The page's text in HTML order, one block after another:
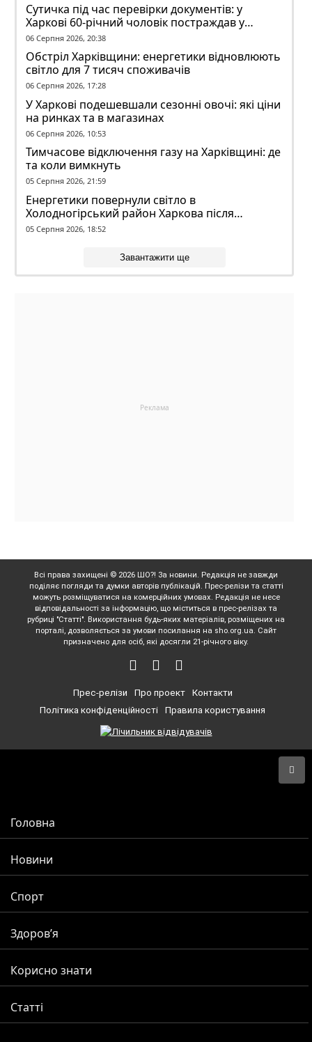
Сутичка під час перевірки документів: у
Харкові 60-річний чоловік постраждав у
конфлікті з ТЦК
06 Серпня 2026, 20:38
Обстріл Харківщини: енергетики відновлюють
світло для 7 тисяч споживачів
06 Серпня 2026, 17:28
У Харкові подешевшали сезонні овочі: які ціни
на ринках та в магазинах
06 Серпня 2026, 10:53
Тимчасове відключення газу на Харківщині: де
та коли вимкнуть
05 Серпня 2026, 21:59
Енергетики повернули світло в
Холодногірський район Харкова після
ворожого обстрілу
05 Серпня 2026, 18:52
Завантажити ще
Всі права захищені © 2026 ШО?! За новини. Редакція не завжди
поділяє погляди та думки авторів публікацій. Прес-релізи та статті
можуть розміщуватися на комерційних умовах. Редакція не несе
відповідальності за інформацію, що міститься в прес-релізах та
рубриці "Статті". Використання будь-яких матеріалів, розміщених на
порталі, дозволяється за умови посилання на sho.org.ua. Сайт
призначено для осіб, які досягли 21-річного віку.
Прес-релізи Про проект
Контакти
Політика конфіденційності
Правила користування
Головна
Новини
Спорт
Здоров’я
Корисно знати
Статті